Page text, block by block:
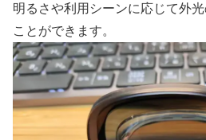
明るさや利用シーンに応じて外
ことができます。